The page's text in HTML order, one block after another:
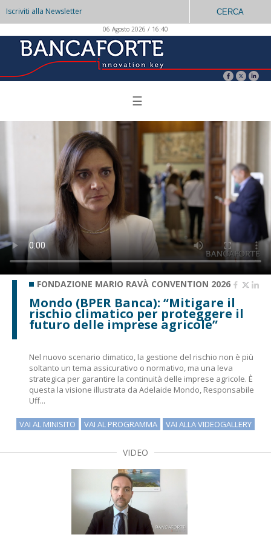
Iscriviti alla Newsletter CERCA
06 Agosto 2026 / 16:40
☰
FONDAZIONE MARIO RAVÀ CONVENTION 2026
Mondo (BPER Banca): “Mitigare il
rischio climatico per proteggere il
futuro delle imprese agricole”
Nel nuovo scenario climatico, la gestione del rischio non è più
soltanto un tema assicurativo o normativo, ma una leva
strategica per garantire la continuità delle imprese agricole. È
questa la visione illustrata da Adelaide Mondo, Responsabile
Uff...
VAI AL MINISITO VAI AL PROGRAMMA VAI ALLA VIDEOGALLERY
VIDEO